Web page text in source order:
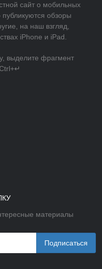
сайт о мобильных
публикуются обзоры
на наш взгляд,
iPhone и iPad.
выделите фрагмент
материалы
Подписаться